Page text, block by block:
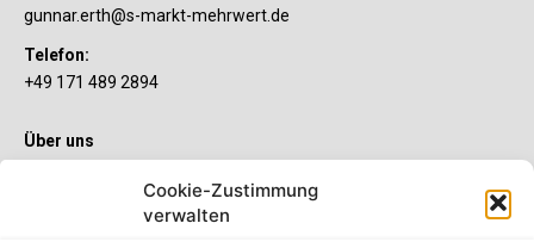
Cookie-Zustimmung
verwalten
gunnar.erth@s-markt-mehrwert.de
Telefon:
+49 171 489 2894
Über uns
Sie wollen mehr als ein gewöhnliches Girokonto? Dann ist unser
S-Quin Konto genau das Richtige für Sie. Die beiden